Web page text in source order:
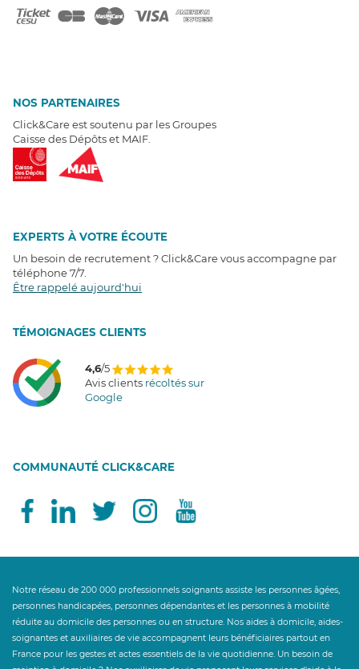
NOS PARTENAIRES
Click&Care est soutenu par les Groupes
Caisse des Dépôts et MAIF.
EXPERTS À VOTRE ÉCOUTE
Un besoin de recrutement ? Click&Care vous accompagne par
téléphone 7/7
Être rappelé aujourd'hui
TÉMOIGNAGES CLIENTS
4,6/5
Avis clients récoltés sur
Google
COMMUNAUTÉ CLICK&CARE
Notre réseau de 200 000 professionnels soignants assiste les personnes âgées,
personnes handicapées, personnes dépendantes et les personnes à mobilité
réduite au domicile des personnes ou en structure. Nos aides à domicile, aides-
soignantes et auxiliaires de vie accompagnent leurs bénéficiaires partout en
France pour les gestes et actes essentiels de la vie quotidienne. Un besoin de